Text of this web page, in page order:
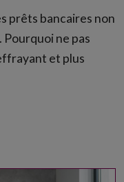
prêts bancaires non
ne pas
et plus